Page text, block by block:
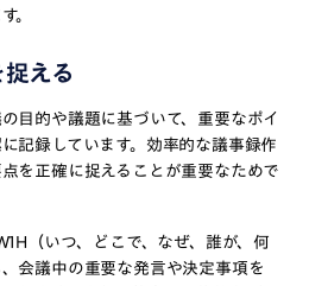
。
える
目的や議題に基づいて、重要なポイ
記録しています。効率的な議事録作
を正確に捉えることが重要なためで
（いつ、どこで、なぜ、誰が、何
会議中の重要な発言や決定事項を